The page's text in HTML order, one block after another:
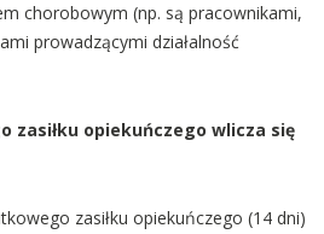
chorobowym (np. są pracownikami,
prowadzącymi działalność
zasiłku opiekuńczego wlicza się
zasiłku opiekuńczego (14 dni)